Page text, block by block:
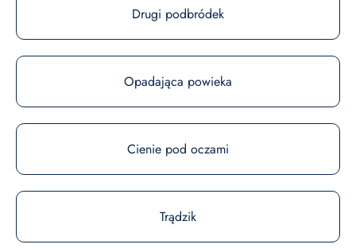
Drugi podbródek
Opadająca powieka
Cienie pod oczami
Trądzik